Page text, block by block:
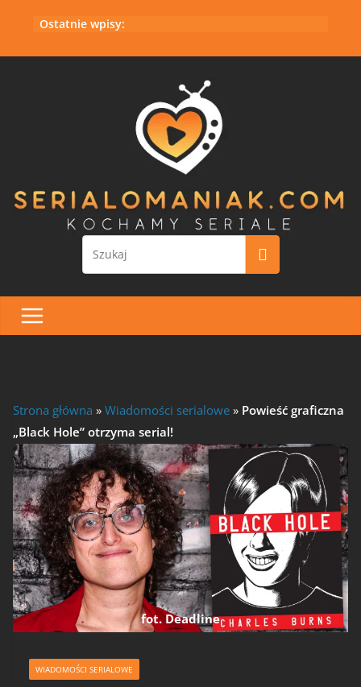
Ostatnie wpisy:
Strona główna » Wiadomości serialowe » Powieść graficzna
„Black Hole” otrzyma serial!
fot. Deadline
WIADOMOŚCI SERIALOWE